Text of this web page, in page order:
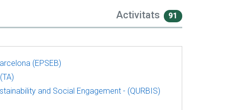
Activitats 91
(EPSEB)
and Social Engagement - (QURBIS)